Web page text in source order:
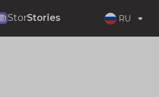
StorStories RU